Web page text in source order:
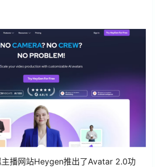
播网站Heygen推出了Avatar 2.0功